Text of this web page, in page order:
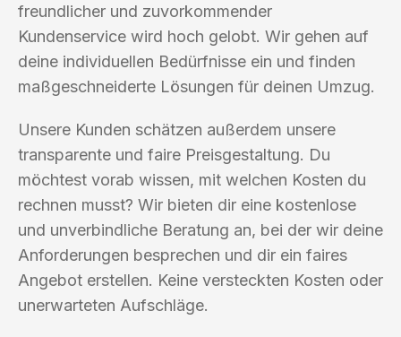
freundlicher und zuvorkommender
Kundenservice wird hoch gelobt. Wir gehen auf
deine individuellen Bedürfnisse ein und finden
maßgeschneiderte Lösungen für deinen Umzug.
Unsere Kunden schätzen außerdem unsere
transparente und faire Preisgestaltung. Du
möchtest vorab wissen, mit welchen Kosten du
rechnen musst? Wir bieten dir eine kostenlose
und unverbindliche Beratung an, bei der wir deine
Anforderungen besprechen und dir ein faires
Angebot erstellen. Keine versteckten Kosten oder
unerwarteten Aufschläge.